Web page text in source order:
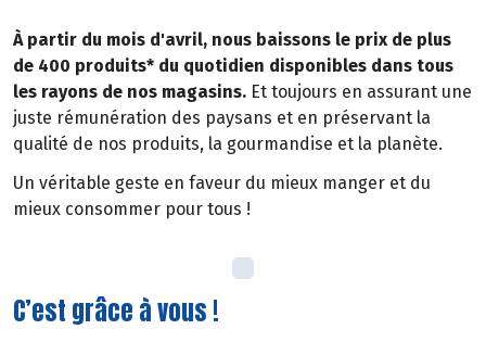
À partir du mois d'avril, nous baissons le prix de plus
de 400 produits* du quotidien disponibles dans tous
les rayons de nos magasins. Et toujours en assurant une
juste rémunération des paysans et en préservant la
qualité de nos produits, la gourmandise et la planète.
Un véritable geste en faveur du mieux manger et du
mieux consommer pour tous !
C’est grâce à vous !